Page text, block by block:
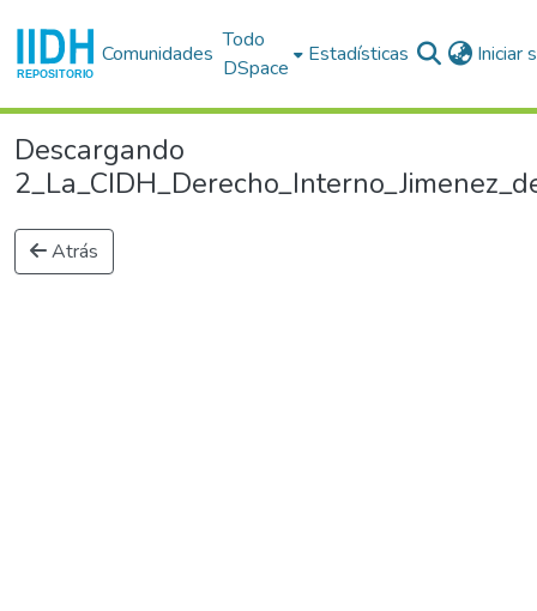
Comunidades
Todo
DSpace
Estadísticas Iniciar
Descargando
Atrás